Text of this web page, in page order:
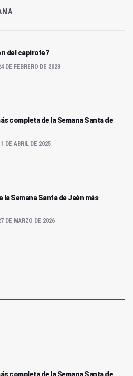
del capirote?
DE FEBRERO DE 2023
completa de la Semana Santa de
DE ABRIL DE 2025
la Semana Santa de Jaén más
DE MARZO DE 2026